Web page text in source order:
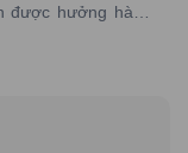
hưởng hàng